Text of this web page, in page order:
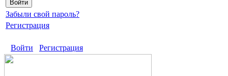
Забыли свой пароль?
Регистрация
Войти Регистрация